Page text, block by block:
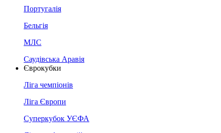
Португалія
Бельгія
МЛС
Саудівська Аравія
Єврокубки
Ліга чемпіонів
Ліга Європи
Суперкубок УЄФА